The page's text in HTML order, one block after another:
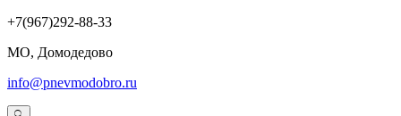
+7(967)292-88-33
МО, Домодедово
info@pnevmodobro.ru